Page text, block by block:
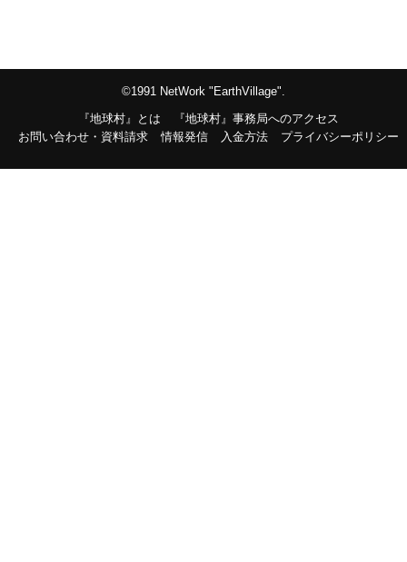
©1991 NetWork "EarthVillage".
『地球村』とは
『地球村』事務局へのアクセス
お問い合わせ・資料請求
情報発信 入金方法 プライバシーポリシー